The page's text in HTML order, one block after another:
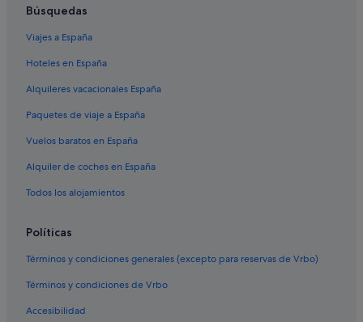
Hoteles en la playa en Cancún
Apartamentos en Cancún
Oasis Hotels & Resorts en Cancún
Alfredo V. Bonfil hoteles
Cabañas en Cancún
Casas barco en Cancún
Hoteles para bodas en Cancún
Hoteles boutique en Cancún
Melia hoteles en Cancún
Excellence Resorts en Cancún
Búsquedas
Viajes a España
Hoteles en España
Alquileres vacacionales España
Paquetes de viaje a España
Vuelos baratos en España
Alquiler de coches en España
Todos los alojamientos
Políticas
Términos y condiciones generales (excepto para reservas de Vrbo)
Términos y condiciones de Vrbo
Accesibilidad